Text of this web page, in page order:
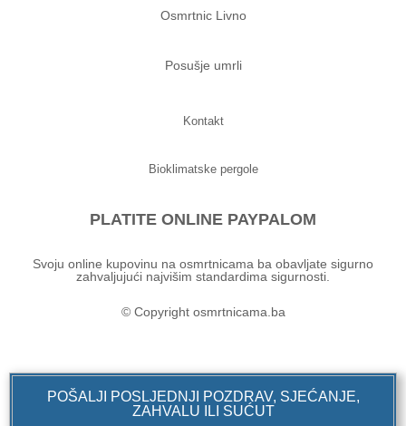
POŠALJI POSLJEDNJI POZDRAV, SJEĆANJE,
ZAHVALU ILI SUĆUT
Osmrtnic Livno
Posušje umrli
Kontakt
Bioklimatske pergole
PLATITE ONLINE PAYPALOM
Svoju online kupovinu na osmrtnicama ba obavljate sigurno
zahvaljujući najvišim standardima sigurnosti.
© Copyright osmrtnicama.ba